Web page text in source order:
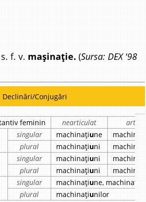
s. f. v. mașinație. (Sursa: DEX '98
Declinări/Conjugări
feminin nearticulat
singular machinațiune
machinați
plural
machinațiuni
machinați
singular machinațiuni
machinați
plural
machinațiuni
machinați
singular machinațiune, machinați
plural
machinațiunilor